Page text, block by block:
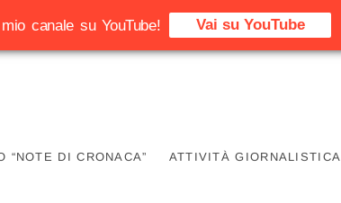
“NOTE DI CRONACA” ATTIVITÀ GIORNALISTICA
canale su YouTube! Vai su YouTube